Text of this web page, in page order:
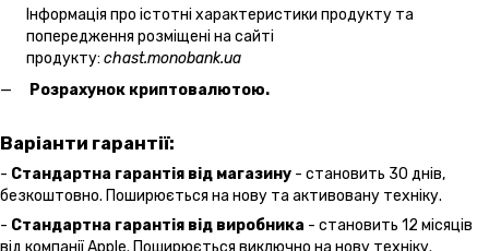
Інформація про істотні характеристики продукту та
попередження розміщені на сайті
продукту: chast.monobank.ua
Розрахунок криптовалютою.
Варіанти гарантії:
- Стандартна гарантія від магазину - становить 30 днів,
безкоштовно. Поширюється на нову та активовану техніку.
- Стандартна гарантія від виробника - становить 12 місяців
від компанії Apple. Поширюється виключно на нову техніку.